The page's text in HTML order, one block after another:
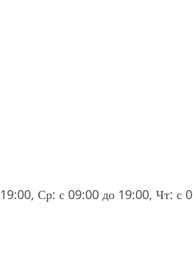
Ср: с 09:00 до 19:00, Чт: с